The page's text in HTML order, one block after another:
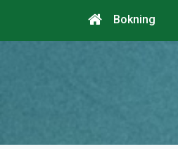
Bokning